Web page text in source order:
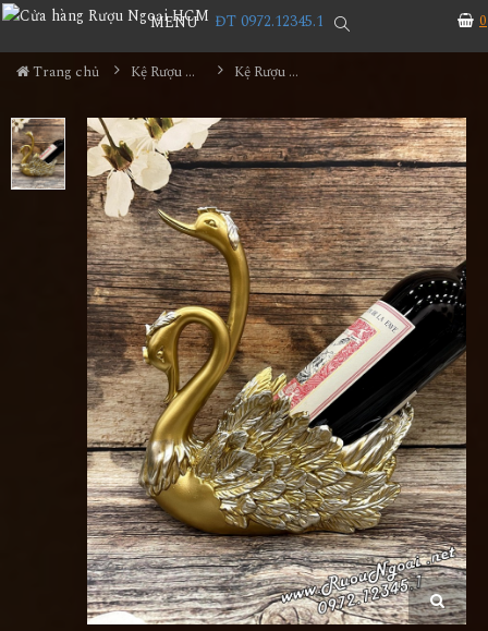
0
MENU ĐT 0972.12345.1
Trang chủ Kệ Rượu Siêu Đẹp Kệ Rượu Thiên Nga MS15